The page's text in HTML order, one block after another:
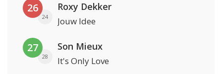
26
24
Roxy Dekker
Jouw Idee
27
28
Son Mieux
It's Only Love